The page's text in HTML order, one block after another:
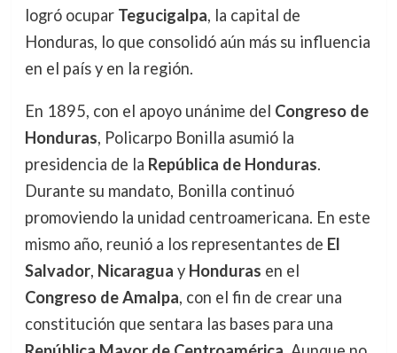
logró ocupar Tegucigalpa, la capital de
Honduras, lo que consolidó aún más su influencia
en el país y en la región.
En 1895, con el apoyo unánime del Congreso de
Honduras, Policarpo Bonilla asumió la
presidencia de la República de Honduras.
Durante su mandato, Bonilla continuó
promoviendo la unidad centroamericana. En este
mismo año, reunió a los representantes de El
Salvador, Nicaragua y Honduras en el
Congreso de Amalpa, con el fin de crear una
constitución que sentara las bases para una